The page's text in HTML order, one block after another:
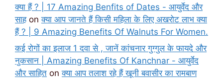
क्या हैं ? | 17 Amazing Benfits of Dates - आयुर्वेद और
साहonक्या आप जानते हैं किसी महिला के लिए अखरोट लाभ क्या
हैं ? | 9 Amazing Benefits Of Walnuts For Women.
कई रोगों का इलाज 1 दवा से , जानें कांचनार गुग्गुल के फायदे और
नुकसान | Amazing Benefits Of Kanchnar - आयुर्वेद
और साहित onक्या आप तलाश रहे हैं खूनी बवासीर का रामबाण